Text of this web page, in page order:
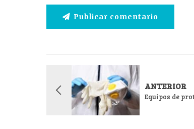
Publicar comentario
ANTERIOR
Equipos de